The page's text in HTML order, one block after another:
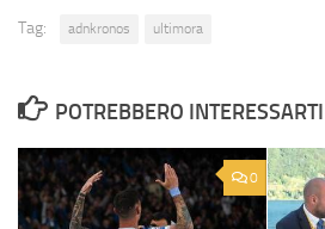
Tag: adnkronos ultimora
POTREBBERO
0